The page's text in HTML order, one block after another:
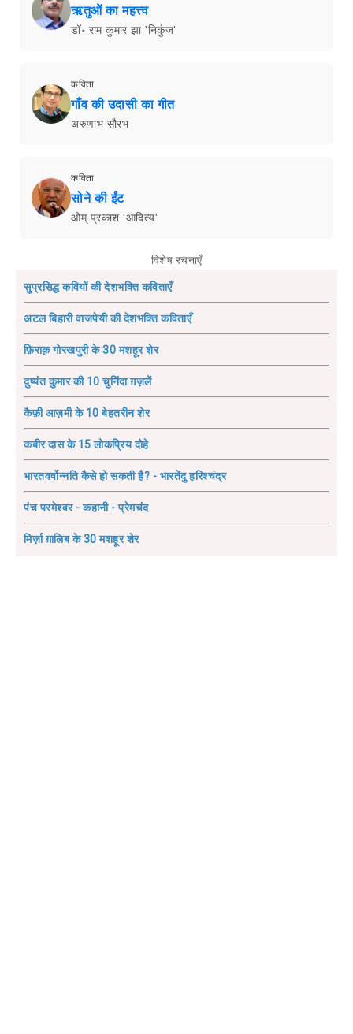
ऋतुओं का महत्त्व
डॉ॰ राम कुमार झा 'निकुंज'
कविता
गाँव की उदासी का गीत
अरुणाभ सौरभ
कविता
सोने की ईंट
ओम् प्रकाश 'आदित्य'
विशेष रचनाएँ
सुप्रसिद्ध कवियों की देशभक्ति कविताएँ
अटल बिहारी वाजपेयी की देशभक्ति कविताएँ
फ़िराक़ गोरखपुरी के 30 मशहूर शेर
दुष्यंत कुमार की 10 चुनिंदा ग़ज़लें
कैफ़ी आज़मी के 10 बेहतरीन शेर
कबीर दास के 15 लोकप्रिय दोहे
भारतवर्षोन्नति कैसे हो सकती है? - भारतेंदु हरिश्चंद्र
पंच परमेश्वर - कहानी - प्रेमचंद
मिर्ज़ा ग़ालिब के 30 मशहूर शेर